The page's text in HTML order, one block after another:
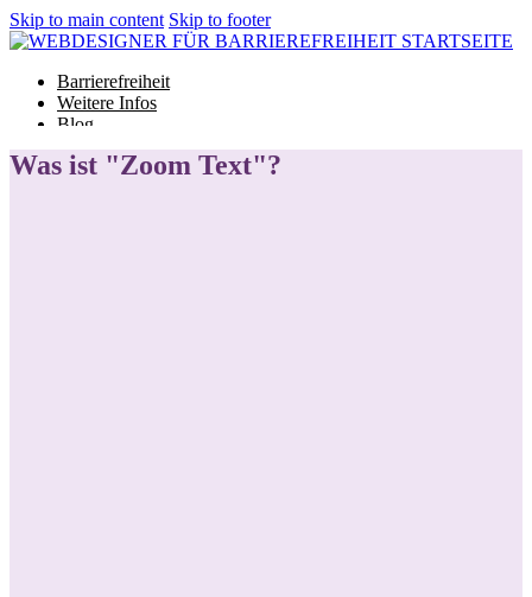
Skip to main content Skip to footer
Barrierefreiheit
Weitere Infos
Blog
Glossar
Was ist "Zoom Text"?